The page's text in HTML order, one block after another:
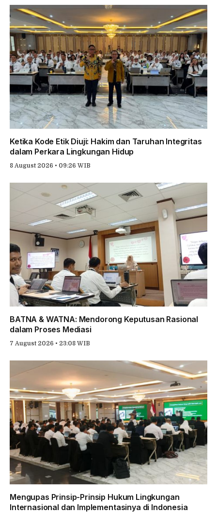
Ketika Kode Etik Diuji: Hakim dan Taruhan Integritas
dalam Perkara Lingkungan Hidup
8 August 2026 • 09:26 WIB
BATNA & WATNA: Mendorong Keputusan Rasional
dalam Proses Mediasi
7 August 2026 • 23:08 WIB
Mengupas Prinsip-Prinsip Hukum Lingkungan
Internasional dan Implementasinya di Indonesia